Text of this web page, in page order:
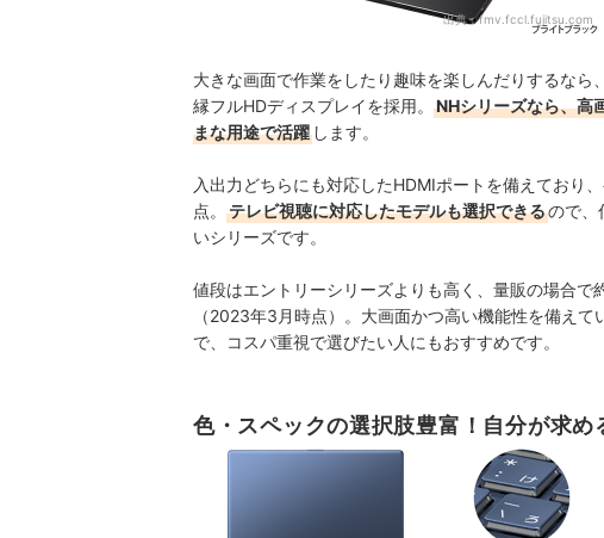
出典：fmv.fccl.fujitsu.com
大きな画面で作業をしたり趣味を楽しんだりするな
縁フルHDディスプレイを採用。
NHシリーズなら、高
まな用途で活躍 します。
入出力どちらにも対応したHDMIポートを備えており
点。
テレビ視聴に対応したモデルも選択できるので、
いシリーズです。
値段はエントリーシリーズよりも高く、量販の場合
（2023年3月時点）。大画面かつ高い機能性を備え
で、コスパ重視で選びたい人にもおすすめです。
色・スペックの選択肢豊富！自分が求